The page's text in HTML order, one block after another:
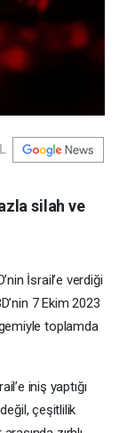
silah ve
İsrail’e verdiği
7 Ekim 2023
gemiyle toplamda
iniş yaptığı
değil, çeşitlilik